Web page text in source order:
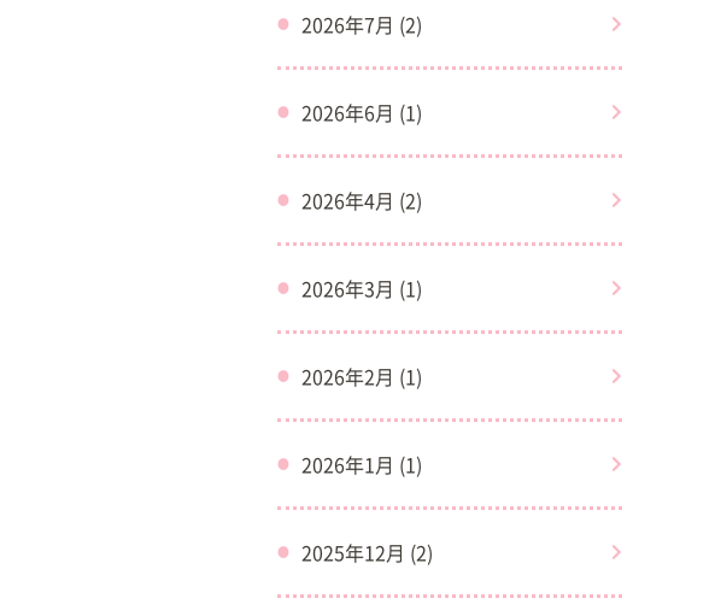
2026年7月 (2)
2026年6月 (1)
2026年4月 (2)
2026年3月 (1)
2026年2月 (1)
2026年1月 (1)
2025年12月 (2)